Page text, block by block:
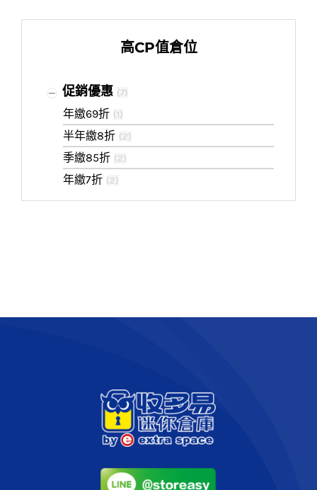
高CP值倉位
促銷優惠 (7)
年繳69折 (1)
半年繳8折 (2)
季繳85折 (2)
年繳7折 (2)